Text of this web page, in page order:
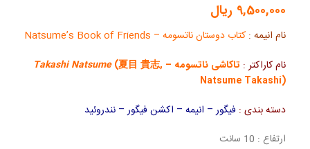
9,500,000 ریال
نام انیمه : کتاب دوستان ناتسومه – Natsume’s Book of Friends
نام کاراکتر : تاکاشی ناتسومه – Takashi Natsume(夏目 貴志,
Natsume Takashi)
دسته بندی : فیگور – انیمه – اکشن فیگور – نندروئید
ارتفاع : 10 سانت